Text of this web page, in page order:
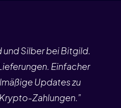
und Silber bei Bitgild.
Einfacher
Updates zu
Zahlungen.”